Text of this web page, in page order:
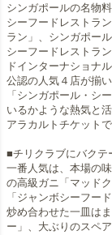
シンガポールの名物
シーフードレストラ
ラン」、シンガポー
シーフードレストラ
ドインターナショナ
公認の人気４店が揃
「シンガポール・シ
いるかような熱気と
アラカルトチケットで
■チリクラブにバクテ
一番人気は、本場の
の高級ガニ「マッド
「ジャンボシーフー
炒め合わせた一皿は
ー」、大ぶりのスペ